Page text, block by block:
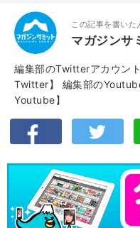
この記事を書いた
マガジンサ
編集部のTwitterアカウン
Twitter】
編集部の
Youtube】